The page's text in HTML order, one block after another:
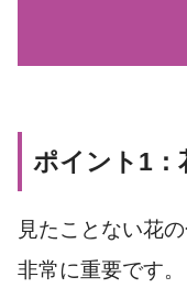
ポイント1：
見たことない花
非常に重要です。